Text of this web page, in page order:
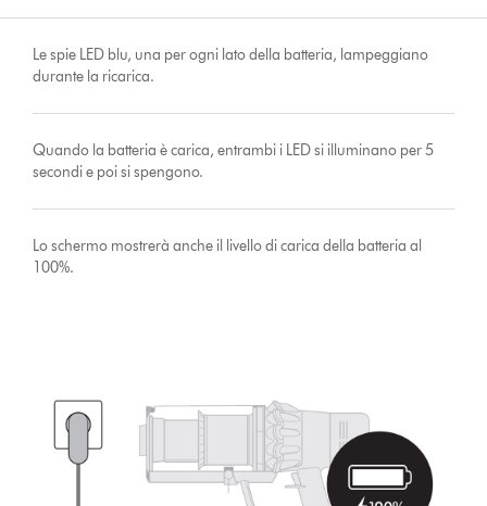
Le spie LED blu, una per ogni lato della batteria, lampeggiano
durante la ricarica.
Quando la batteria è carica, entrambi i LED si illuminano per 5
secondi e poi si spengono.
Lo schermo mostrerà anche il livello di carica della batteria al
100%.